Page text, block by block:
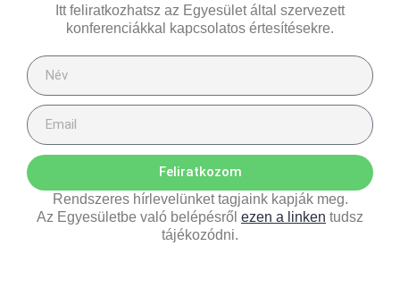
Itt feliratkozhatsz az Egyesület által szervezett
konferenciákkal kapcsolatos értesítésekre.
Feliratkozom
Rendszeres hírlevelünket tagjaink kapják meg.
Az Egyesületbe való belépésről ezen a linken tudsz
tájékozódni.